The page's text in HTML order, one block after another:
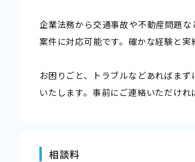
企業法務から交通事故や不動産問題
案件に対応可能です。確かな経験と
お困りごと、トラブルなどあればま
いたします。事前にご連絡いただけ
相談料